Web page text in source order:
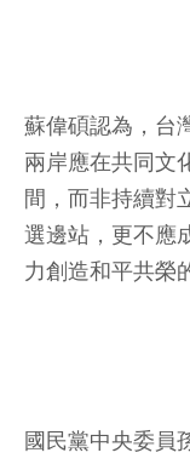
蘇偉碩認為，台
兩岸應在共同文
間，而非持續對
選邊站，更不應
力創造和平共榮
國民黨中央委員